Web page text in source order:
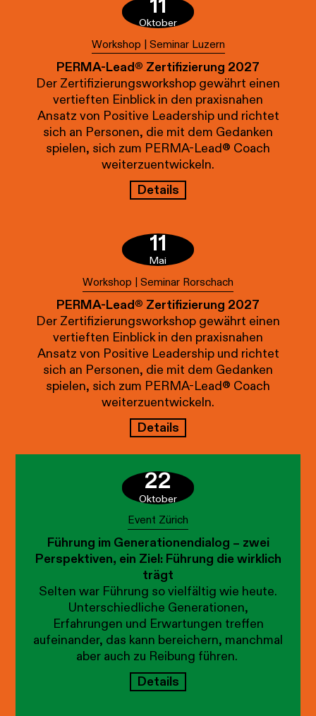
11
Oktober
Workshop | Seminar Luzern
PERMA-Lead® Zertifizierung 2027
Der Zertifizierungsworkshop gewährt einen
vertieften Einblick in den praxisnahen
Ansatz von Positive Leadership und richtet
sich an Personen, die mit dem Gedanken
spielen, sich zum PERMA-Lead® Coach
weiterzuentwickeln.
Details
11
Mai
Workshop | Seminar Rorschach
PERMA-Lead® Zertifizierung 2027
Der Zertifizierungsworkshop gewährt einen
vertieften Einblick in den praxisnahen
Ansatz von Positive Leadership und richtet
sich an Personen, die mit dem Gedanken
spielen, sich zum PERMA-Lead® Coach
weiterzuentwickeln.
Details
22
Oktober
Event Zürich
Führung im Generationendialog – zwei
Perspektiven, ein Ziel: Führung die wirklich
trägt
Selten war Führung so vielfältig wie heute.
Unterschiedliche Generationen,
Erfahrungen und Erwartungen treffen
aufeinander, das kann bereichern, manchmal
aber auch zu Reibung führen.
Details